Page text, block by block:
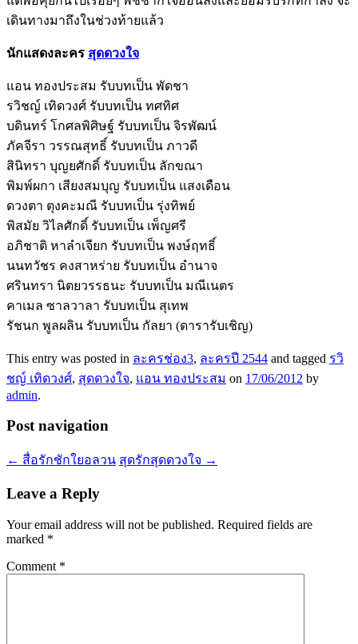
เดินทางมาถึงในช่วงท้ายแล้ว
นักแสดงละคร สุดดวงใจ
แอน ทองประสม รับบทเป็น พัดชา
รวิชญ์ เทิดวงศ์ รับบทเป็น ทศทิศ
บดินทร์ โกศลพิศิษฐ์ รับบทเป็น จิรพัฒน์
ภัคจีรา วรรณสุทธิ์ รับบทเป็น ภาวดี
สินิทรา บุญยศักดิ์ รับบทเป็น ลักขณา
พิมพ์ผกา เสียงสมบุญ รับบทเป็น แสงเดือน
ดวงตา ตุงคะมณี รับบทเป็น รุ่งทิพย์
พิสมัย วิไลศักดิ์ รับบทเป็น เพ็ญศรี
อภิชาติ หาลำเจียก รับบทเป็น พงษ์ฤทธิ์
นนทวัชร คงสาหร่าย รับบทเป็น อำนาจ
ศรินทรา นิตยวรรธนะ รับบทเป็น มณีเนตร
คาเมล ซาลวาลา รับบทเป็น สุเทพ
รัชนก พูลผลิน รับบทเป็น กัลยา (ดารารับเชิญ)
This entry was posted in ละครช่อง3, ละครปี 2544 and tagged รวิ
ชญ์ เทิดวงศ์, สุดดวงใจ, แอน ทองประสม on 17/06/2012 by
admin.
Post navigation
← สื่อรักชักใยอลวน สุดรักสุดดวงใจ →
Leave a Reply
Your email address will not be published. Required fields are
marked *
Comment *